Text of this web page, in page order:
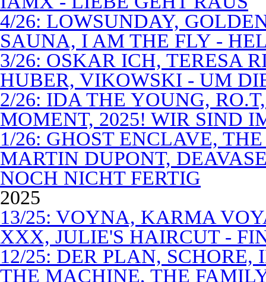
4/26: LOWSUNDAY,
SAUNA, I AM THE FLY -
3/26: OSKAR ICH, TERESA
HUBER, VIKOWSKI - UM
2/26: IDA THE YOUNG,
MOMENT, 2025! WIR SIND
1/26: GHOST ENCLAVE,
MARTIN DUPONT,
NOCH NICHT FERTIG
2025
13/25: VOYNA, KARMA
XXX, JULIE'S HAIRCUT -
12/25: DER PLAN,
THE MACHINE, THE